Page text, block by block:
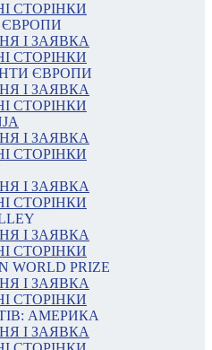
СТОРІНКИ
І ЗАЯВКА
СТОРІНКИ
ЄВРОПИ
І ЗАЯВКА
СТОРІНКИ
І ЗАЯВКА
СТОРІНКИ
І ЗАЯВКА
СТОРІНКИ
І ЗАЯВКА
СТОРІНКИ
WORLD PRIZE
І ЗАЯВКА
СТОРІНКИ
АМЕРИКА
І ЗАЯВКА